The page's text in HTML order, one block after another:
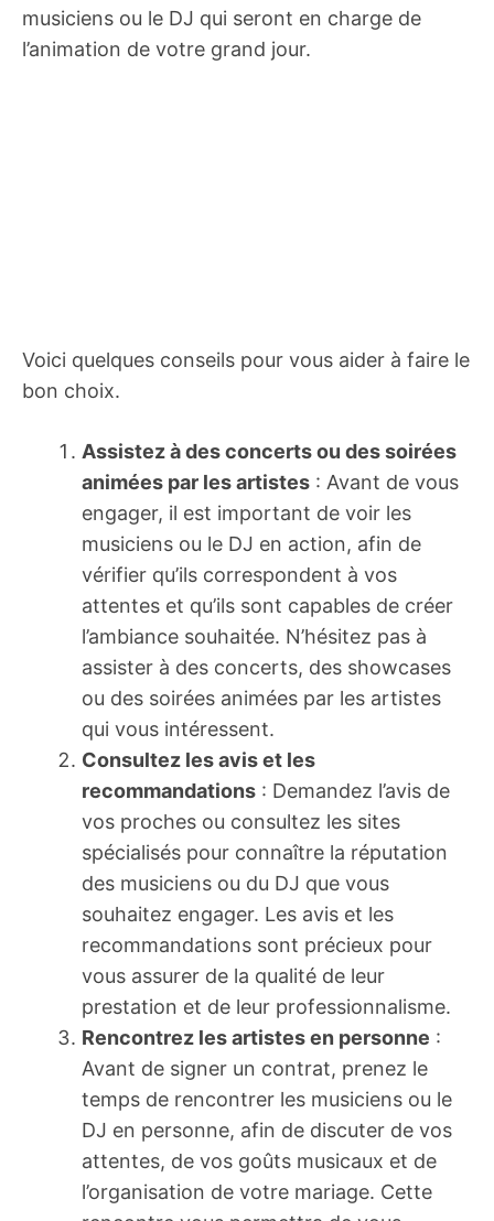
musiciens ou le DJ qui seront en charge de
l’animation de votre grand jour.
Voici quelques conseils pour vous aider à faire le
bon choix.
Assistez à des concerts ou des soirées
animées par les artistes : Avant de vous
engager, il est important de voir les
musiciens ou le DJ en action, afin de
vérifier qu’ils correspondent à vos
attentes et qu’ils sont capables de créer
l’ambiance souhaitée. N’hésitez pas à
assister à des concerts, des showcases
ou des soirées animées par les artistes
qui vous intéressent.
Consultez les avis et les
recommandations : Demandez l’avis de
vos proches ou consultez les sites
spécialisés pour connaître la réputation
des musiciens ou du DJ que vous
souhaitez engager. Les avis et les
recommandations sont précieux pour
vous assurer de la qualité de leur
prestation et de leur professionnalisme.
Rencontrez les artistes en personne :
Avant de signer un contrat, prenez le
temps de rencontrer les musiciens ou le
DJ en personne, afin de discuter de vos
attentes, de vos goûts musicaux et de
l’organisation de votre mariage. Cette